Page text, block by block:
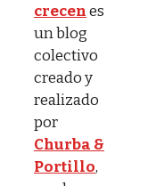
crecenes
un blog
colectivo
creado y
realizado
por
Churba &
Portillo,